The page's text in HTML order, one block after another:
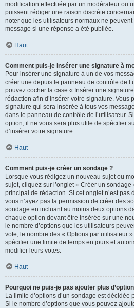
modification effectuée par un modérateur ou
puissent rédiger une raison discrète
noter que les utilisateurs normaux ne
message si une réponse a été publiée.
Haut
Comment puis-je insérer une signature à
Pour insérer une signature à un de vos
créer une depuis le panneau de contrôle de
pouvez cocher la case « Insérer une
rédaction afin d’insérer votre signature. Vous
signature qui sera insérée à tous vos
dans le panneau de contrôle de l’utilisateur.
option, il ne vous sera plus utile de spécifier
d’insérer votre signature.
Haut
Comment puis-je créer un sondage ?
Lorsque vous rédigez un nouveau sujet ou
sujet, cliquez sur l’onglet « Créer un
principal de rédaction. Si cet onglet n’est pas
vous n’ayez pas la permission de créer des
sondage en incluant au moins deux options
chaque option devant être insérée sur une
le nombre d’options que les utilisateurs
vote, le nombre des « Options par utilisateur
spécifier une limite de temps en jours et
modifier leurs votes.
Haut
Pourquoi ne puis-je pas ajouter plus
La limite d’options d’un sondage est
Si le nombre d’options que vous pouvez